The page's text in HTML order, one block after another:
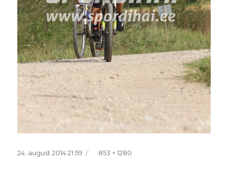
Postitatud
24. august 2014 21:59 Täissuurus
853 × 1280